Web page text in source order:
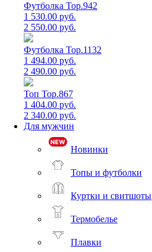
Футболка Top.942
1 530.00 руб.
2 550.00 руб.
Футболка Top.1132
1 494.00 руб.
2 490.00 руб.
Топ Top.867
1 404.00 руб.
2 340.00 руб.
Для мужчин
Новинки
Топы и футболки
Куртки и свитшоты
Термобелье
Плавки